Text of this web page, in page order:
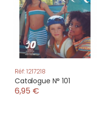
Réf: 1217218
Catalogue N° 101
6,95 €